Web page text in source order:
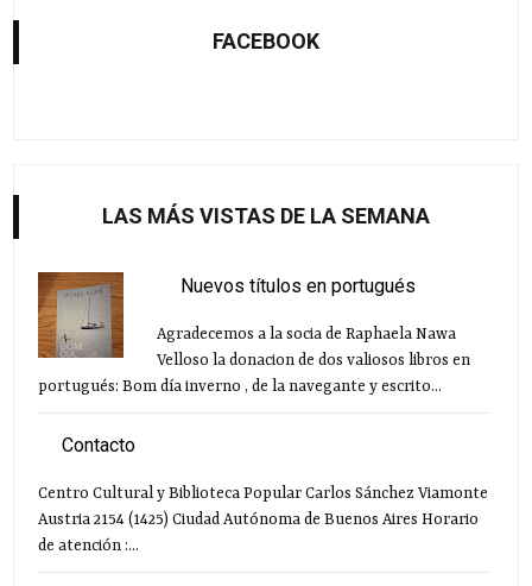
FACEBOOK
LAS MÁS VISTAS DE LA SEMANA
Nuevos títulos en portugués
Agradecemos a la socia de Raphaela Nawa
Velloso la donacion de dos valiosos libros en
portugués: Bom día inverno , de la navegante y escrito...
Contacto
Centro Cultural y Biblioteca Popular Carlos Sánchez Viamonte
Austria 2154 (1425) Ciudad Autónoma de Buenos Aires Horario
de atención :...